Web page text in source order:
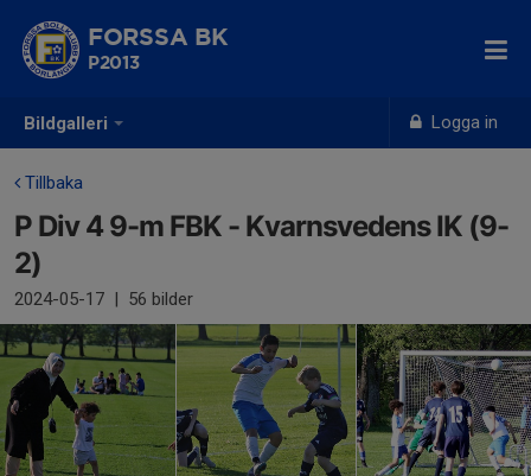
Bildgalleri Logga in
FORSSA BK
P2013
Tillbaka
P Div 4 9-m FBK - Kvarnsvedens IK (9-
2)
2024-05-17 | 56 bilder